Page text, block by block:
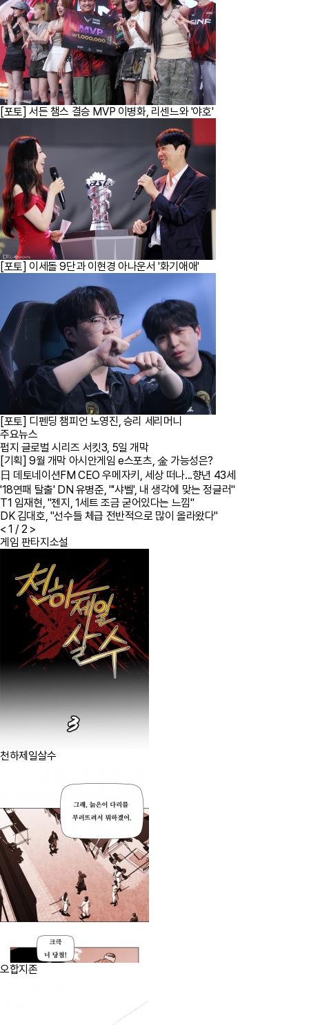
[포토] 서든 챔스 결승 MVP 이병화, 리센느와 '야호'
[포토] 이세돌 9단과 이현경 아나운서 '화기애애'
[포토] 디펜딩 챔피언 노영진, 승리 세리머니
주요뉴스
펍지 글로벌 시리즈 서킷3, 5일 개막
[기획] 9월 개막 아시안게임 e스포츠, 金 가능성은?
日 데토네이션FM CEO 우메자키, 세상 떠나...향년 43세
'18연패 탈출' DN 유병준, "'샤벨', 내 생각에 맞는 정글러"
T1 임재현, "젠지, 1세트 조금 굳어있다는 느낌"
DK 김대호, "선수들 체급 전반적으로 많이 올라왔다"
< 1 / 2 >
게임 판타지소설
천하제일살수
오합지존